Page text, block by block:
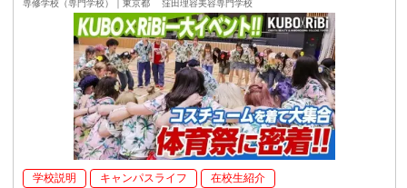
専修学校（専門学校）｜東京都 窪田理容美容専門学校
学校説明 キャンパスライフ 在校生紹介